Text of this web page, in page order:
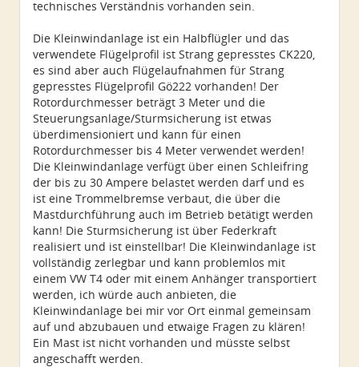
technisches Verständnis vorhanden sein.
Die Kleinwindanlage ist ein Halbflügler und das
verwendete Flügelprofil ist Strang gepresstes CK220,
es sind aber auch Flügelaufnahmen für Strang
gepresstes Flügelprofil Gö222 vorhanden! Der
Rotordurchmesser beträgt 3 Meter und die
Steuerungsanlage/Sturmsicherung ist etwas
überdimensioniert und kann für einen
Rotordurchmesser bis 4 Meter verwendet werden!
Die Kleinwindanlage verfügt über einen Schleifring
der bis zu 30 Ampere belastet werden darf und es
ist eine Trommelbremse verbaut, die über die
Mastdurchführung auch im Betrieb betätigt werden
kann! Die Sturmsicherung ist über Federkraft
realisiert und ist einstellbar! Die Kleinwindanlage ist
vollständig zerlegbar und kann problemlos mit
einem VW T4 oder mit einem Anhänger transportiert
werden, ich würde auch anbieten, die
Kleinwindanlage bei mir vor Ort einmal gemeinsam
auf und abzubauen und etwaige Fragen zu klären!
Ein Mast ist nicht vorhanden und müsste selbst
angeschafft werden.